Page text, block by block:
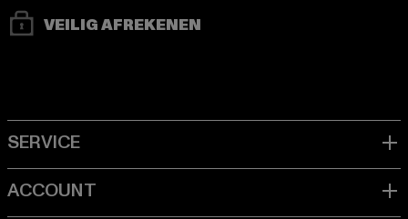
VEILIG AFREKENEN